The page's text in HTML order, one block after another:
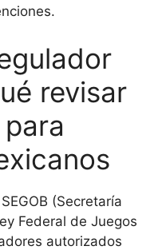
revisar
(Secretaría
Federal de Juegos
autorizados